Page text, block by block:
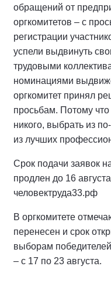
обращений от
оргкомитетов – с
регистрации
успели выдвинуть
трудовыми
номинациями
оргкомитет принял
просьбам. Потому
никого, выбрать из
из лучших
Срок подачи заявок
продлен до 16
человектруда33.рф
В оргкомитете
перенесен и срок
выборам
– с 17 по 23 августа.